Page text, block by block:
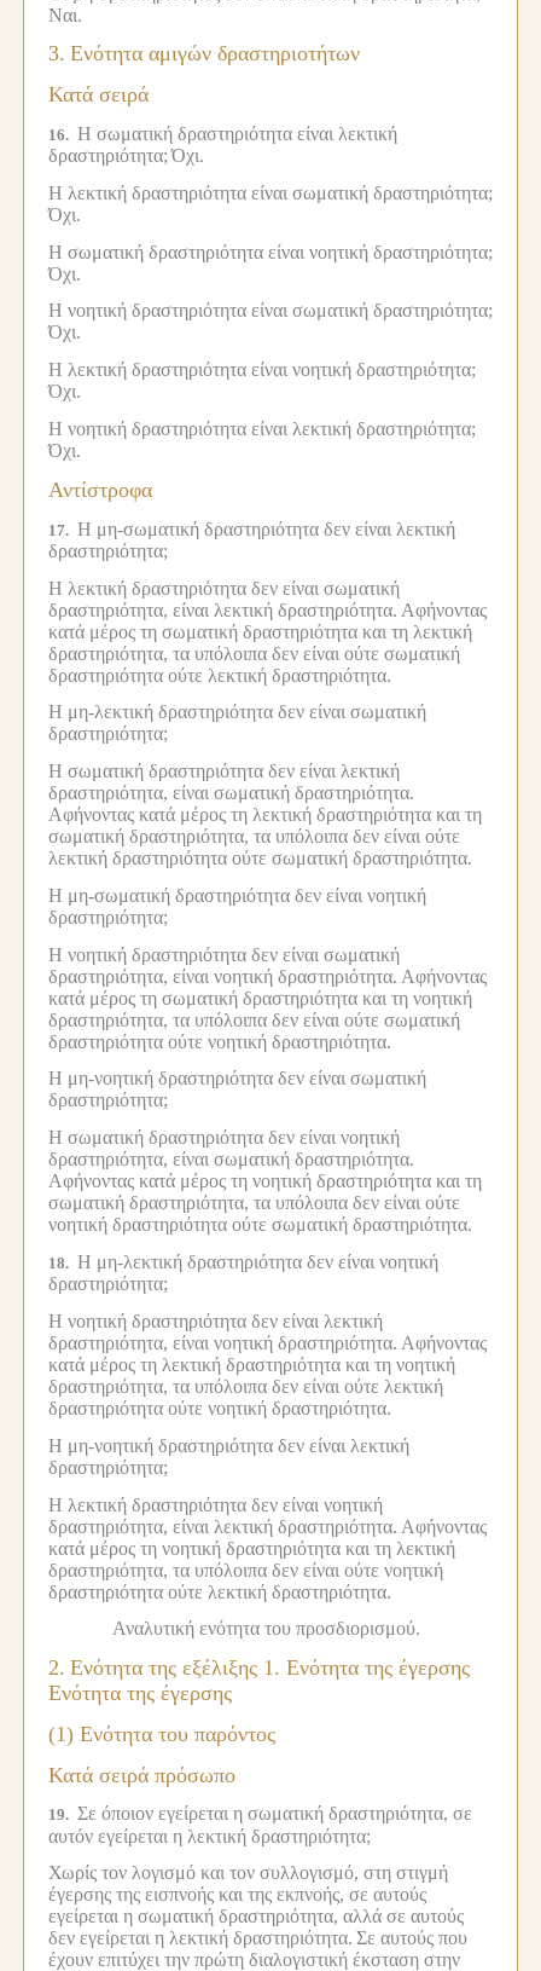
Ναι.
3. Ενότητα αμιγών δραστηριοτήτων
Κατά σειρά
16. Η σωματική δραστηριότητα είναι λεκτική
δραστηριότητα; Όχι.
Η λεκτική δραστηριότητα είναι σωματική δραστηριότητα;
Όχι.
Η σωματική δραστηριότητα είναι νοητική δραστηριότητα;
Όχι.
Η νοητική δραστηριότητα είναι σωματική δραστηριότητα;
Όχι.
Η λεκτική δραστηριότητα είναι νοητική δραστηριότητα;
Όχι.
Η νοητική δραστηριότητα είναι λεκτική δραστηριότητα;
Όχι.
Αντίστροφα
17. Η μη-σωματική δραστηριότητα δεν είναι λεκτική
δραστηριότητα;
Η λεκτική δραστηριότητα δεν είναι σωματική
δραστηριότητα, είναι λεκτική δραστηριότητα. Αφήνοντας
κατά μέρος τη σωματική δραστηριότητα και τη λεκτική
δραστηριότητα, τα υπόλοιπα δεν είναι ούτε σωματική
δραστηριότητα ούτε λεκτική δραστηριότητα.
Η μη-λεκτική δραστηριότητα δεν είναι σωματική
δραστηριότητα;
Η σωματική δραστηριότητα δεν είναι λεκτική
δραστηριότητα, είναι σωματική δραστηριότητα.
Αφήνοντας κατά μέρος τη λεκτική δραστηριότητα και τη
σωματική δραστηριότητα, τα υπόλοιπα δεν είναι ούτε
λεκτική δραστηριότητα ούτε σωματική δραστηριότητα.
Η μη-σωματική δραστηριότητα δεν είναι νοητική
δραστηριότητα;
Η νοητική δραστηριότητα δεν είναι σωματική
δραστηριότητα, είναι νοητική δραστηριότητα. Αφήνοντας
κατά μέρος τη σωματική δραστηριότητα και τη νοητική
δραστηριότητα, τα υπόλοιπα δεν είναι ούτε σωματική
δραστηριότητα ούτε νοητική δραστηριότητα.
Η μη-νοητική δραστηριότητα δεν είναι σωματική
δραστηριότητα;
Η σωματική δραστηριότητα δεν είναι νοητική
δραστηριότητα, είναι σωματική δραστηριότητα.
Αφήνοντας κατά μέρος τη νοητική δραστηριότητα και τη
σωματική δραστηριότητα, τα υπόλοιπα δεν είναι ούτε
νοητική δραστηριότητα ούτε σωματική δραστηριότητα.
18. Η μη-λεκτική δραστηριότητα δεν είναι νοητική
δραστηριότητα;
Η νοητική δραστηριότητα δεν είναι λεκτική
δραστηριότητα, είναι νοητική δραστηριότητα. Αφήνοντας
κατά μέρος τη λεκτική δραστηριότητα και τη νοητική
δραστηριότητα, τα υπόλοιπα δεν είναι ούτε λεκτική
δραστηριότητα ούτε νοητική δραστηριότητα.
Η μη-νοητική δραστηριότητα δεν είναι λεκτική
δραστηριότητα;
Η λεκτική δραστηριότητα δεν είναι νοητική
δραστηριότητα, είναι λεκτική δραστηριότητα. Αφήνοντας
κατά μέρος τη νοητική δραστηριότητα και τη λεκτική
δραστηριότητα, τα υπόλοιπα δεν είναι ούτε νοητική
δραστηριότητα ούτε λεκτική δραστηριότητα.
Αναλυτική ενότητα του προσδιορισμού.
2. Ενότητα της εξέλιξης 1. Ενότητα της έγερσης
Ενότητα της έγερσης
(1) Ενότητα του παρόντος
Κατά σειρά πρόσωπο
19. Σε όποιον εγείρεται η σωματική δραστηριότητα, σε
αυτόν εγείρεται η λεκτική δραστηριότητα;
Χωρίς τον λογισμό και τον συλλογισμό, στη στιγμή
έγερσης της εισπνοής και της εκπνοής, σε αυτούς
εγείρεται η σωματική δραστηριότητα, αλλά σε αυτούς
δεν εγείρεται η λεκτική δραστηριότητα. Σε αυτούς που
έχουν επιτύχει την πρώτη διαλογιστική έκσταση στην